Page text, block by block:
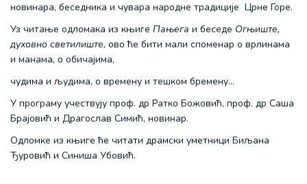
новинара, беседника и чувара народне традиције Црне Горе.
Уз читање одломака из књиге Пањега и беседе Огњиште,
духовно светилиште, ово ће бити мали споменар о врлинама
и манама, о обичајима,
чудима и људима, о времену и тешком бремену…
У програму учествују проф. др Ратко Божовић, проф. др Саша
Брајовић и Драгослав Симић, новинар.
Одломке из књиге ће читати драмски уметници Биљана
Ђуровић и Синиша Убовић.